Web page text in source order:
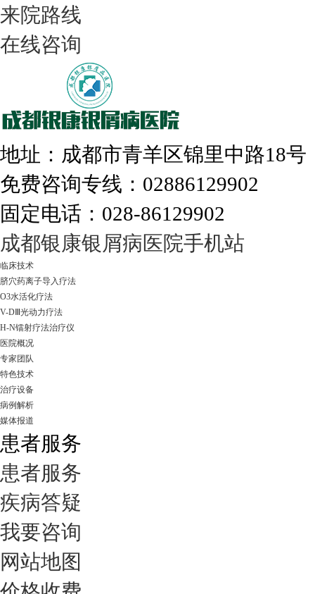
308nm激光：银屑病治疗更高效
走进成都：满足您的治愈需求
来院路线
在线咨询
地址：成都市青羊区锦里中路18
免费咨询专线：02886129902
固定电话：028-86129902
成都银康银屑病医院手机站
临床技术
脐穴药离子导入疗法
O3水活化疗法
V-DⅢ光动力疗法
H-N镭射疗法治疗仪
医院概况
专家团队
特色技术
治疗设备
病例解析
媒体报道
患者服务
患者服务
疾病答疑
我要咨询
网站地图